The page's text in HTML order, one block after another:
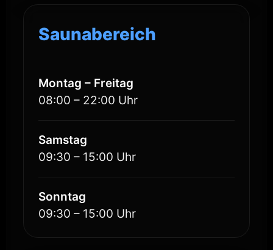
Saunabereich
Montag – Freitag
08:00 – 22:00 Uhr
Samstag
09:30 – 15:00 Uhr
Sonntag
09:30 – 15:00 Uhr